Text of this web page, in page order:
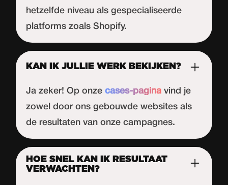
hetzelfde niveau als gespecialiseerde
platforms zoals Shopify.
KAN IK JULLIE WERK BEKIJKEN?
Ja zeker! Op onzecases-pagina vind je
zowel door ons gebouwde websites als
de resultaten van onze campagnes.
HOE SNEL KAN IK RESULTAAT
VERWACHTEN?